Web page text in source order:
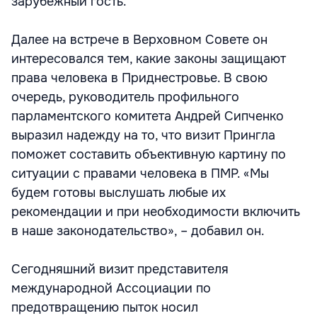
Далее на встрече в Верховном Совете он
интересовался тем, какие законы защищают
права человека в Приднестровье. В свою
очередь, руководитель профильного
парламентского комитета Андрей Сипченко
выразил надежду на то, что визит Прингла
поможет составить объективную картину по
ситуации с правами человека в ПМР. «Мы
будем готовы выслушать любые их
рекомендации и при необходимости включить
в наше законодательство», – добавил он.
Сегодняшний визит представителя
международной Ассоциации по
предотвращению пыток носил